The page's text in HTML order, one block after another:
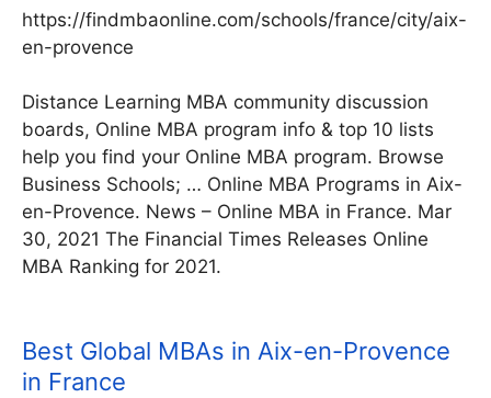
https://findmbaonline.com/schools/france/city/aix-
en-provence
Distance Learning MBA community discussion
boards, Online MBA program info & top 10 lists
help you find your Online MBA program. Browse
Business Schools; … Online MBA Programs in Aix-
en-Provence. News – Online MBA in France. Mar
30, 2021 The Financial Times Releases Online
MBA Ranking for 2021.
Best Global MBAs in Aix-en-Provence
in France